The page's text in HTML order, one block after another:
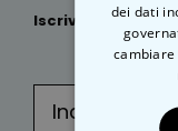
Iscriviti subito
dei dati